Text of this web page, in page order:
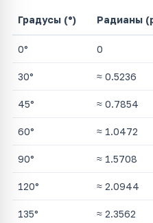
Градусы (°) Радианы
0° 0
30° ≈ 0.5236
45° ≈ 0.7854
60° ≈ 1.0472
90° ≈ 1.5708
120° ≈ 2.0944
135° ≈ 2.3562